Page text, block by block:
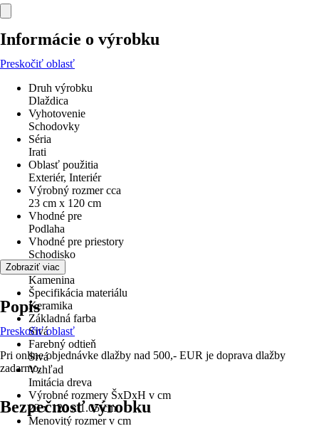
Informácie o výrobku
Preskočiť oblasť
Druh výrobku
Dlaždica
Vyhotovenie
Schodovky
Séria
Irati
Oblasť použitia
Exteriér, Interiér
Výrobný rozmer cca
23 cm x 120 cm
Vhodné pre
Podlaha
Vhodné pre priestory
Schodisko
Materiál
Kamenina
Špecifikácia materiálu
Keramika
Základná farba
Sivá
Farebný odtieň
Sivá
Vzhľad
Imitácia dreva
Výrobné rozmery ŠxDxH v cm
23 x 120 x 1.05 cm
Menovitý rozmer v cm
Zobraziť viac
Popis
Preskočiť oblasť
Pri online objednávke dlažby nad 500,- EUR je doprava dlažby
zadarmo.
Bezpečnosť výrobku